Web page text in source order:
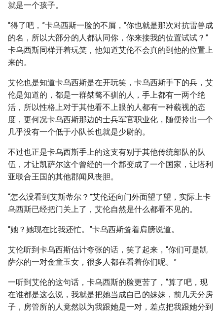
就是一个孩子。
“得了吧，”卡乌西斯一脸的不屑，“你也就是那次对抗雷兽成
的名，所以大部分的人都认同你，你来接我的位置试试？”
卡乌西斯同样开着玩笑，他知道艾伦不会真的到他的位置上
来的。
艾伦也是知道卡乌西斯是在开玩笑，卡乌西斯手下的兵，艾
伦是知道的，都是一群桀骜不驯的人，手上都有一两个绝
活，所以性格上对于其他看不上眼的人都有一种藐视的态
度，更何况卡乌西斯那边的士兵军官职业化，随便拎出一个
几乎没有一个低于小队长也就是少尉的。
不过也正是卡乌西斯手上的这支有别于其他传统部队的队
伍，才让凯萨尔这个曾经的一个郡变成了一个国家，让塔利
亚联合王国的其他郡闻风丧胆。
“怎么没看到艾斯蒂尔？”艾伦还向门外面望了望，实际上卡
乌西斯已经把门关上了，艾伦自然是什么都看不见的。
“她？她现在比我还忙。”卡乌西斯耸着肩膀说道。
艾伦听到卡乌西斯估计夸张的话，笑了起来，“你们可是凯
萨尔的一对金童玉女，很多人都在看着你们呢。”
一听到艾伦的这句话，卡乌西斯的脸更苦了，“算了吧，现
在谁都是这么说，我就是把她当成自己的妹妹，前几天分房
子，房管所的人竟然以为我跟她是一对，差点把我跟她分到